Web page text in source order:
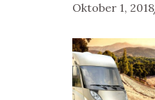
Oktober 1, 2018